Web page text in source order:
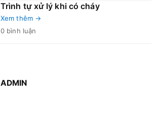
Trình tự xử lý khi có cháy
Xem thêm →
0 bình luận
ADMIN